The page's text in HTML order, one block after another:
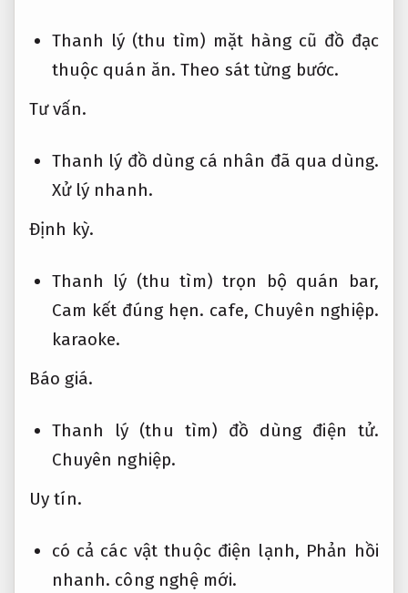
Thanh lý (thu tìm) mặt hàng cũ đồ đạc
thuộc quán ăn.Theo sát từng bước.
Tư vấn.
Thanh lý đồ dùng cá nhân đã qua dùng.
Xử lý nhanh.
Định kỳ.
Thanh lý (thu tìm) trọn bộ quán bar,
Cam kết đúng hẹn. cafe, Chuyên nghiệp.
karaoke.
Báo giá.
Thanh lý (thu tìm) đồ dùng điện tử.
Chuyên nghiệp.
Uy tín.
có cả các vật thuộc điện lạnh, Phản hồi
nhanh. công nghệ mới.